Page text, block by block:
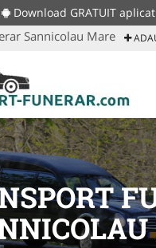
Download GRATUIT
Sannicolau Mare